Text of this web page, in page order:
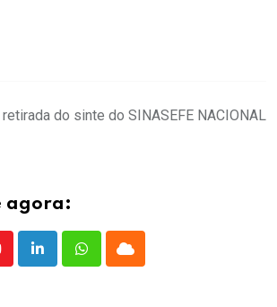
do sinte do SINASEFE NACIONAL
agora:
LinkedInWhatsappCloud